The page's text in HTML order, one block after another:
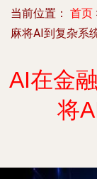
当前位置： 首页
麻将AI到复杂系
AI在金
将